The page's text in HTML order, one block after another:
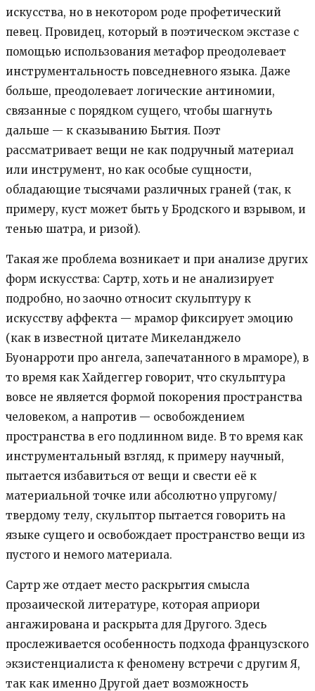
искусства, но в некотором роде профетический
певец. Провидец, который в поэтическом экстазе с
помощью использования метафор преодолевает
инструментальность повседневного языка. Даже
больше, преодолевает логические антиномии,
связанные с порядком сущего, чтобы шагнуть
дальше — к сказыванию Бытия. Поэт
рассматривает вещи не как подручный материал
или инструмент, но как особые сущности,
обладающие тысячами различных граней (так, к
примеру, куст может быть у Бродского и взрывом, и
тенью шатра, и ризой).
Такая же проблема возникает и при анализе других
форм искусства: Сартр, хоть и не анализирует
подробно, но заочно относит скульптуру к
искусству аффекта — мрамор фиксирует эмоцию
(как в известной цитате Микеланджело
Буонарроти про ангела, запечатанного в мраморе), в
то время как Хайдеггер говорит, что скульптура
вовсе не является формой покорения пространства
человеком, а напротив — освобождением
пространства в его подлинном виде. В то время как
инструментальный взгляд, к примеру научный,
пытается избавиться от вещи и свести её к
материальной точке или абсолютно упругому/
твердому телу, скульптор пытается говорить на
языке сущего и освобождает пространство вещи из
пустого и немого материала.
Сартр же отдает место раскрытия смысла
прозаической литературе, которая априори
ангажирована и раскрыта для Другого. Здесь
прослеживается особенность подхода французского
экзистенциалиста к феномену встречи с другим Я,
так как именно Другой дает возможность